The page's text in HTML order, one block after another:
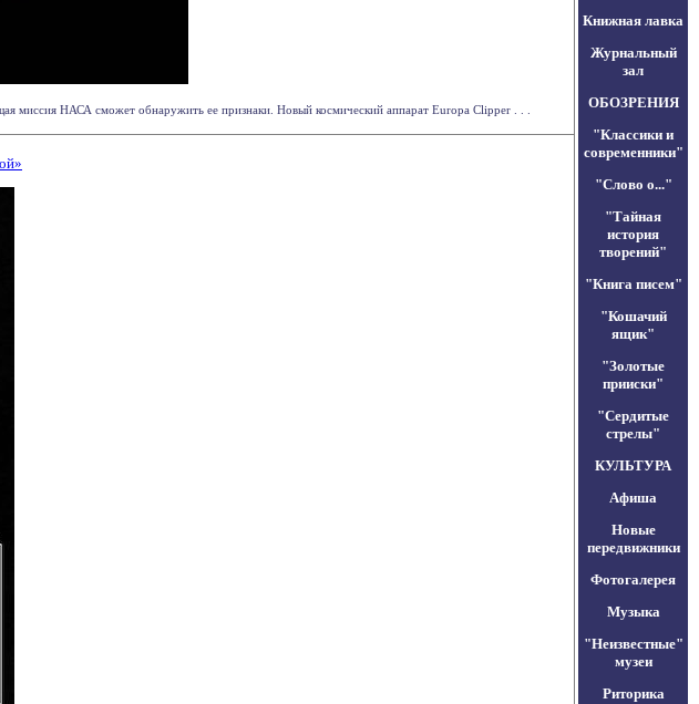
миссия НАСА сможет обнаружить ее признаки. Новый космический аппарат Europa Clipper . . .
Книжная лавка
Журнальный
зал
ОБОЗРЕНИЯ
"Классики и
современники"
"Слово о..."
"Тайная
история
творений"
"Книга писем"
"Кошачий
ящик"
"Золотые
прииски"
"Сердитые
стрелы"
КУЛЬТУРА
Афиша
Новые
передвижники
Фотогалерея
Музыка
"Неизвестные"
музеи
Риторика